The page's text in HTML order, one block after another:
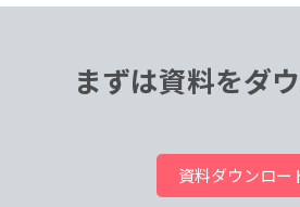
まずは資料をダ
資料ダウンロー